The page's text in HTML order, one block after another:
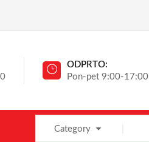
ODPRTO:
Pon-pet 9:00-17:00
Category